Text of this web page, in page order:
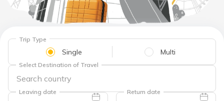
Trip Type
Single Multi
Select Destination of Travel
Leaving date Return date